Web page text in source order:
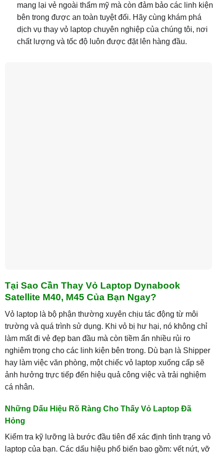
mang lại vẻ ngoài thẩm mỹ mà còn đảm bảo các linh kiện
bên trong được an toàn tuyệt đối. Hãy cùng khám phá
dịch vụ thay vỏ laptop chuyên nghiệp của chúng tôi, nơi
chất lượng và tốc độ luôn được đặt lên hàng đầu.
Tại Sao Cần Thay Vỏ Laptop Dynabook
Satellite M40, M45 Của Bạn Ngay?
Vỏ laptop là bộ phận thường xuyên chịu tác động từ môi
trường và quá trình sử dụng. Khi vỏ bị hư hại, nó không chỉ
làm mất đi vẻ đẹp ban đầu mà còn tiềm ẩn nhiều rủi ro
nghiêm trọng cho các linh kiện bên trong. Dù bạn là Shipper
hay làm việc văn phòng, một chiếc vỏ laptop xuống cấp sẽ
ảnh hưởng trực tiếp đến hiệu quả công việc và trải nghiệm
cá nhân.
Những Dấu Hiệu Rõ Ràng Cho Thấy Vỏ Laptop Đã
Hỏng
Kiểm tra kỹ lưỡng là bước đầu tiên để xác định tình trạng vỏ
laptop của bạn. Các dấu hiệu phổ biến bao gồm: vết nứt, vỡ